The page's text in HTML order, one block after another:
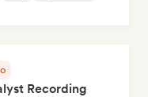
Recording